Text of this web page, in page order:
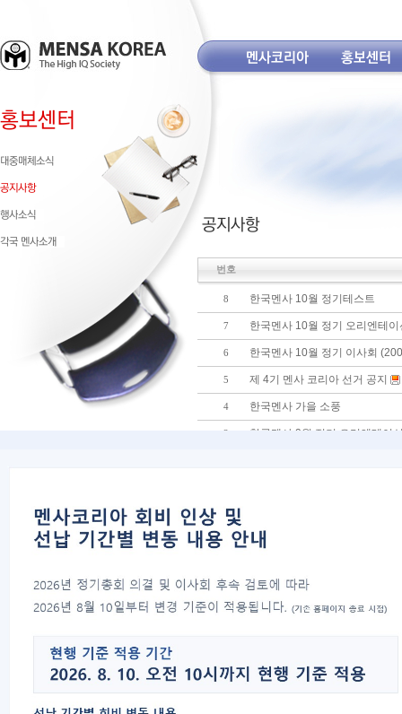
번호
8 한국멘사 10월 정기테스트
7 한국멘사 10월 정기 오리엔테이
6 한국멘사 10월 정기 이사회
5 제 4기 멘사 코리아 선거 공지
4 한국멘사 가을 소풍
3 한국멘사 9월 정기 오리엔테이